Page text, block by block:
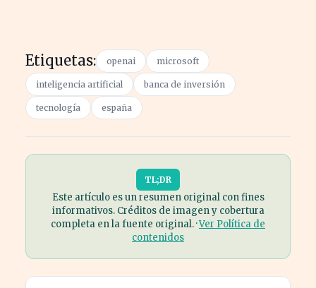
Etiquetas: openai microsoft
inteligencia artificial banca de inversión
tecnología españa
TL;DR
Este artículo es un resumen original con fines
informativos. Créditos de imagen y cobertura
completa en la fuente original. ·Ver Política de
contenidos